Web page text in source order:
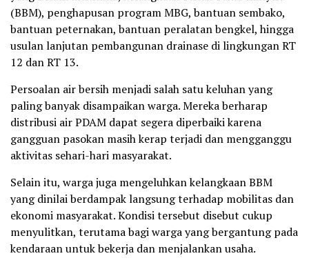
(BBM), penghapusan program MBG, bantuan sembako,
bantuan peternakan, bantuan peralatan bengkel, hingga
usulan lanjutan pembangunan drainase di lingkungan RT
12 dan RT 13.
Persoalan air bersih menjadi salah satu keluhan yang
paling banyak disampaikan warga. Mereka berharap
distribusi air PDAM dapat segera diperbaiki karena
gangguan pasokan masih kerap terjadi dan mengganggu
aktivitas sehari-hari masyarakat.
Selain itu, warga juga mengeluhkan kelangkaan BBM
yang dinilai berdampak langsung terhadap mobilitas dan
ekonomi masyarakat. Kondisi tersebut disebut cukup
menyulitkan, terutama bagi warga yang bergantung pada
kendaraan untuk bekerja dan menjalankan usaha.